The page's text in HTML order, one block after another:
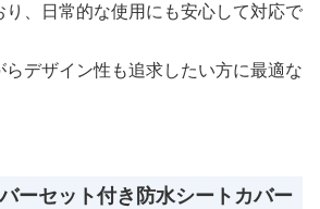
、日常的な使用にも安心して対応で
デザイン性も追求したい方に最適な
ーセット付き防水シートカバー